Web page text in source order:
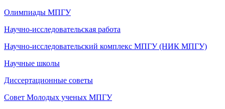
Олимпиады МПГУ
Научно-исследовательская работа
Научно-исследовательский комплекс МПГУ (НИК МПГУ)
Научные школы
Диссертационные советы
Совет Молодых ученых МПГУ